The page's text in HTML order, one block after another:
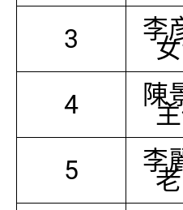
3 李
4 陳
5 李